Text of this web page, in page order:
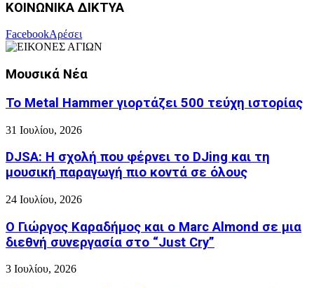
ΚΟΙΝΩΝΙΚΑ ΔΙΚΤΥΑ
FacebookΑρέσει
Μουσικά Νέα
Το Metal Hammer γιορτάζει 500 τεύχη ιστορίας
31 Ιουλίου, 2026
DJSA: Η σχολή που φέρνει το DJing και τη
μουσική παραγωγή πιο κοντά σε όλους
24 Ιουλίου, 2026
Ο Γιώργος Καραδήμος και ο Marc Almond σε μια
διεθνή συνεργασία στο “Just Cry”
3 Ιουλίου, 2026